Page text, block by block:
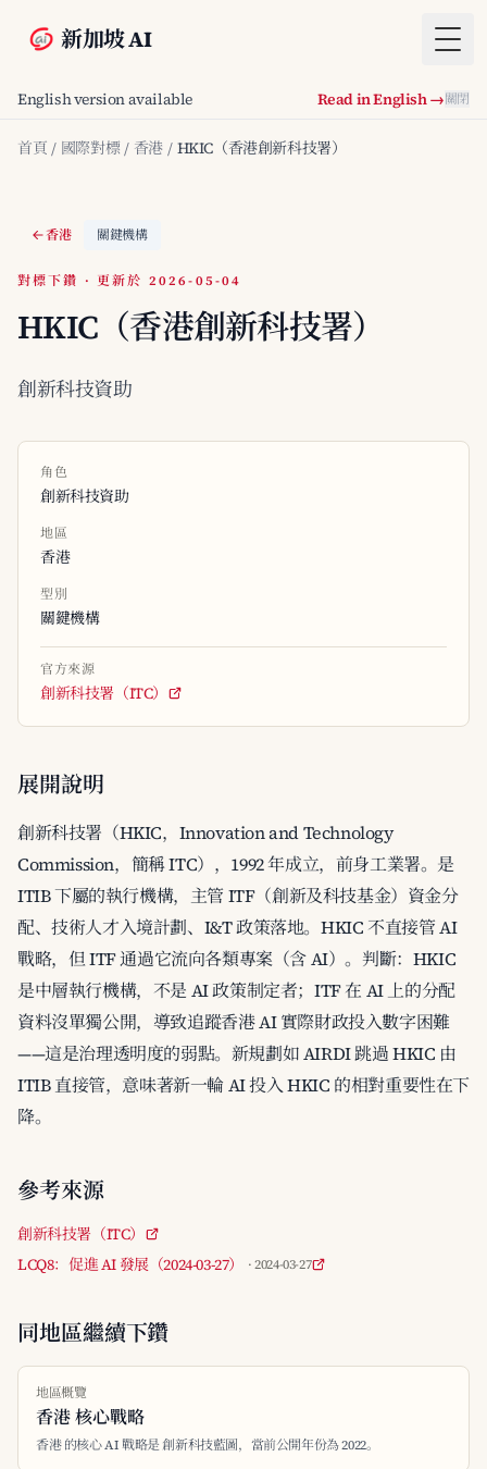
新加坡 AI
English version available Read in English →關閉
首頁 / 國際對標 / 香港 / HKIC（香港創新科技署）
香港 關鍵機構
對標下鑽 · 更新於 2026-05-04
HKIC（香港創新科技署）
創新科技資助
角色
創新科技資助
地區
香港
型別
關鍵機構
官方來源
創新科技署（ITC）
展開說明
創新科技署（HKIC，Innovation and Technology
Commission，簡稱 ITC），1992 年成立，前身工業署。是
ITIB 下屬的執行機構，主管 ITF（創新及科技基金）資金分
配、技術人才入境計劃、I&T 政策落地。HKIC 不直接管 AI
戰略，但 ITF 通過它流向各類專案（含 AI）。判斷：HKIC
是中層執行機構，不是 AI 政策制定者；ITF 在 AI 上的分配
資料沒單獨公開，導致追蹤香港 AI 實際財政投入數字困難
——這是治理透明度的弱點。新規劃如 AIRDI 跳過 HKIC 由
ITIB 直接管，意味著新一輪 AI 投入 HKIC 的相對重要性在下
降。
參考來源
創新科技署（ITC）
LCQ8：促進 AI 發展（2024-03-27）
· 2024-03-27
同地區繼續下鑽
地區概覽
香港 核心戰略
香港 的核心 AI 戰略是 創新科技藍圖，當前公開年份為 2022。